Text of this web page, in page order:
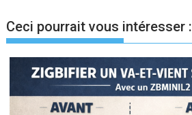
Ceci pourrait vous intéresser :